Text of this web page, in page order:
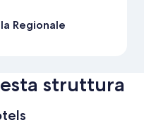
Regionale
struttura